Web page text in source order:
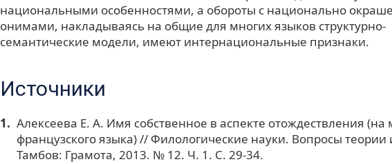
национальными особенностями, а обороты с национально
онимами, накладываясь на общие для многих языков структурно-
семантические модели, имеют интернациональные признаки.
Источники
Алексеева Е. А. Имя собственное в аспекте отождествления (на
французского языка) // Филологические науки. Вопросы теории
Тамбов: Грамота, 2013. № 12. Ч. 1. С. 29-34.